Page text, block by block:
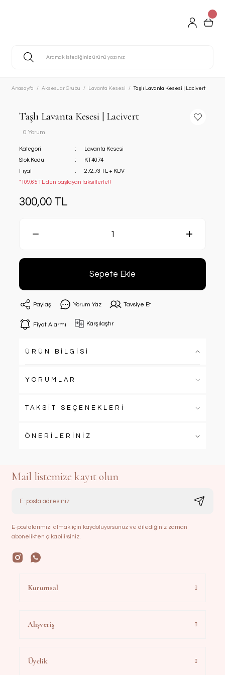
Anasayfa Aksesuar Grubu Lavanta Kesesi Taşlı Lavanta Kesesi | Lacivert
Taşlı Lavanta Kesesi | Lacivert
0 Yorum
Kategori
Lavanta Kesesi
Stok Kodu
KT4074
Fiyat
272,73 TL + KDV
*109,65 TL den başlayan taksitlerle!!
300,00 TL
Sepete Ekle
Paylaş Yorum Yaz Tavsiye Et
Fiyat Alarmı Karşılaştır
ÜRÜN BİLGİSİ
YORUMLAR
TAKSİT SEÇENEKLERİ
ÖNERİLERİNİZ
Mail listemize kayıt olun
E-postalarımızı almak için kaydoluyorsunuz ve dilediğiniz zaman
abonelikten çıkabilirsiniz.
Kurumsal
Alışveriş
Üyelik